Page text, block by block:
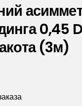
0,45
(3м)